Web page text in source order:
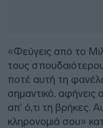
«Φεύγεις από το
τους
ποτέ αυτή τη
σημαντικό, αφήνεις
απ’ ό,τι τη βρήκες.
κληρονομιά σου»